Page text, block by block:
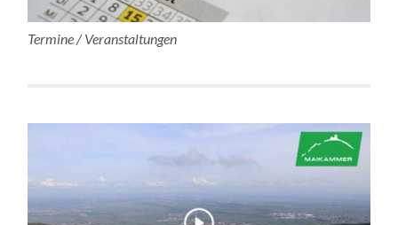
Termine / Veranstaltungen